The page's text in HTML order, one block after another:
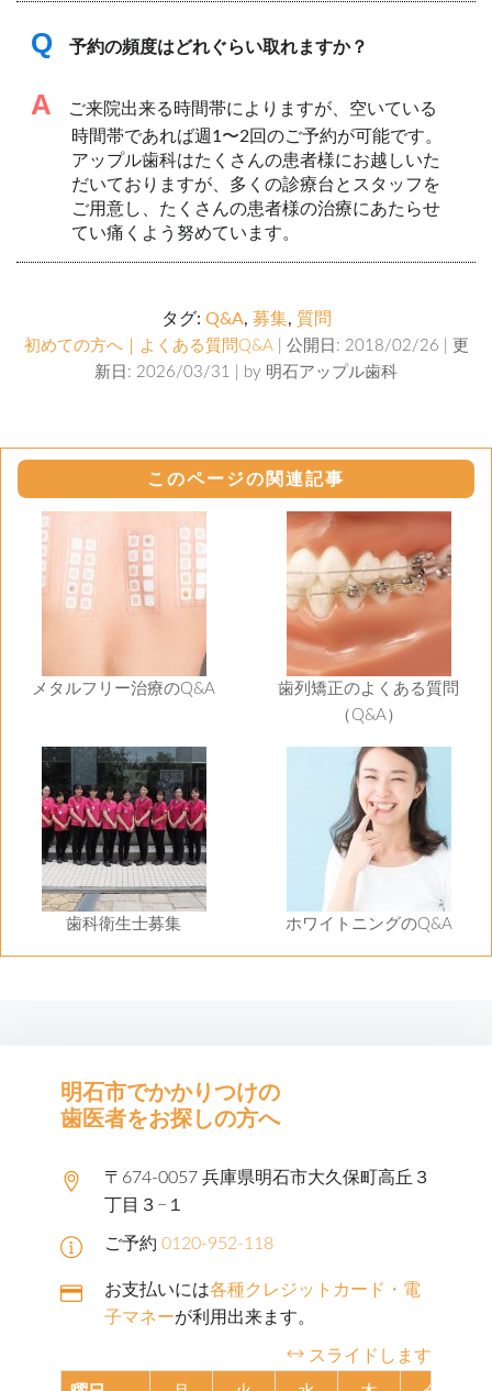
Q 予約の頻度はどれぐらい取れますか？
A
ご来院出来る時間帯によりますが、空いている
時間帯であれば週1〜2回のご予約が可能です。
アップル歯科はたくさんの患者様にお越しいた
だいておりますが、多くの診療台とスタッフを
ご用意し、たくさんの患者様の治療にあたらせ
てい痛くよう努めています。
タグ: Q&A, 募集, 質問
初めての方へ｜よくある質問Q&A| 公開日: 2018/02/26 | 更
新日: 2026/03/31 | by 明石アップル歯科
このページの関連記事
メタルフリー治療のQ&A
歯列矯正のよくある質問
（Q&A）
歯科衛生士募集 ホワイトニングのQ&A
明石市でかかりつけの
歯医者をお探しの方へ
〒674-0057 兵庫県明石市大久保町高丘３
丁目３−１
ご予約 0120-952-118
お支払いには各種クレジットカード・電
子マネーが利用出来ます。
スライドします